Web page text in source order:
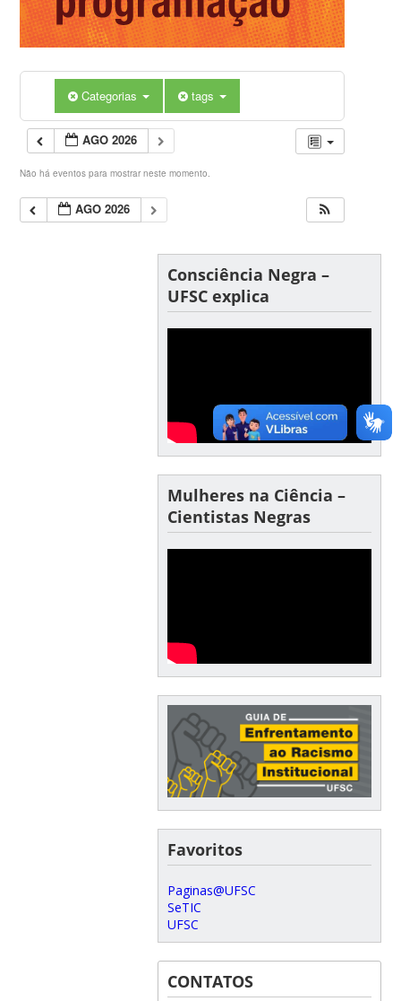
Categorias tags
AGO 2026
Não há eventos para mostrar neste momento.
AGO 2026
Consciência Negra –
UFSC explica
Mulheres na Ciência –
Cientistas Negras
Favoritos
Paginas@UFSC
SeTIC
UFSC
CONTATOS